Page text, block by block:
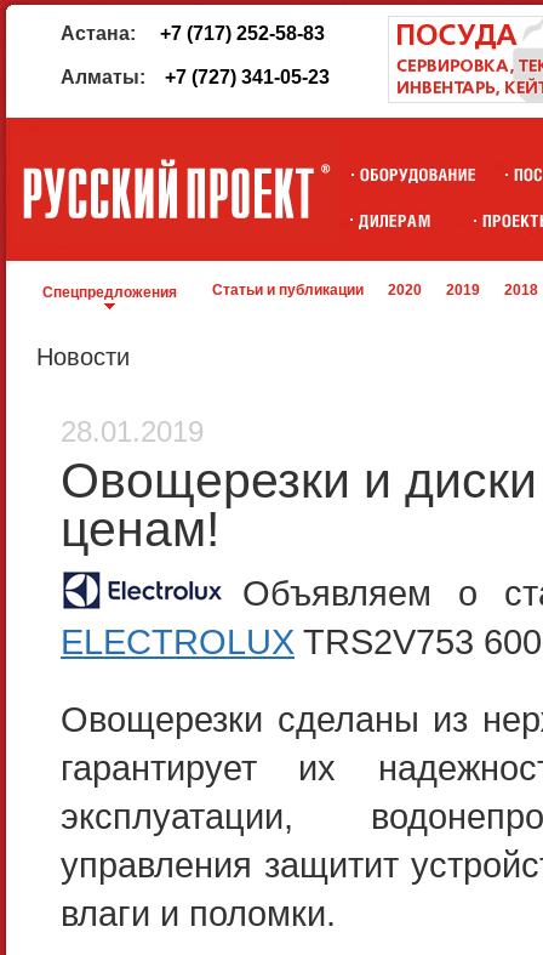
Астана: +7 (717) 252-58-83
Алматы: +7 (727) 341-05-23
Спецпредложения Статьи и публикации 2020 2019 2018
Новости
28.01.2019
Овощерезки и
ценам!
Объявляем о
ELECTROLUX TRS2V753
Овощерезки сделаны из
гарантирует их
эксплуатации,
управления защитит
влаги и поломки.